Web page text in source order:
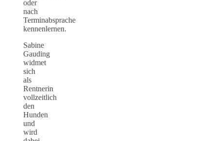
oder
nach
Terminabsprache
kennenlernen.
Sabine
Gauding
widmet
sich
als
Rentnerin
vollzeitlich
den
Hunden
und
wird